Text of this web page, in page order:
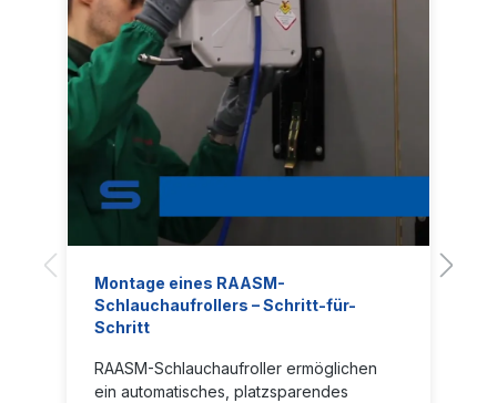
Montage eines RAASM-
Schlauchaufrollers – Schritt-für-
Schritt
RAASM-Schlauchaufroller ermöglichen
ein automatisches, platzsparendes